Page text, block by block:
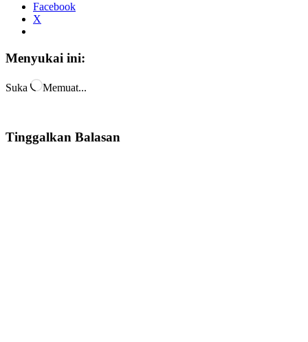
Facebook
X
Menyukai ini:
Suka Memuat...
Tinggalkan Balasan